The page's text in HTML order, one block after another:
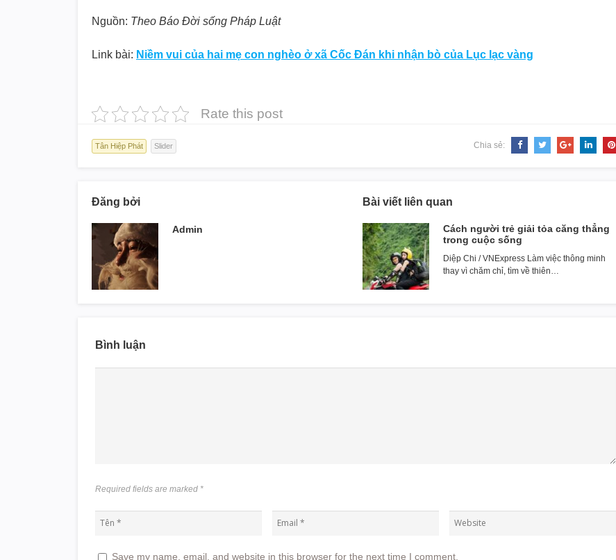
Nguồn: Theo Báo Đời sống Pháp Luật
Link bài: Niềm vui của hai mẹ con nghèo ở xã Cốc Đán khi nhận bò của Lục lạc vàng
Rate this post
Tân Hiệp Phát Slider Chia sẻ:
Đăng bởi
Admin
Bài viết liên quan
Cách người trẻ giải tỏa căng thẳng
trong cuộc sống
Diệp Chi / VNExpress Làm việc thông minh
thay vì chăm chỉ, tìm về thiên…
Bình luận
Required fields are marked *
Save my name, email, and website in this browser for the next time I comment.